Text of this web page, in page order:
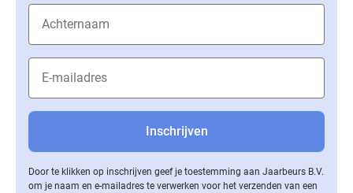
Door te klikken op inschrijven geef je toestemming aan Jaarbeurs B.V.
om je naam en e-mailadres te verwerken voor het verzenden van een